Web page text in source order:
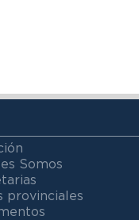
Somos
provinciales